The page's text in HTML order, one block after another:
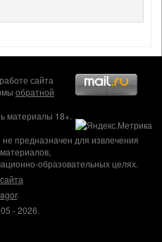
сайта
обратной
материалы 18+.
предназначен для извлечения
образовательных целях.
.
- 2026.